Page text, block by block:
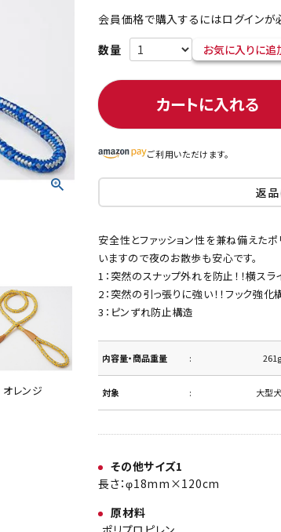
まとめ買いでオトク！！ ネコ
オレンジ
会員価格で購入するにはログインが
お気に入りに追
カートに入れる
ご利用いただけます。
返品
安全性とファッション性を兼ね備えた
いますので夜のお散歩も安心です。
1：突然のスナップ外れを防止！！横スラ
2：突然の引っ張りに強い！！フック強化
3：ピンずれ防止構造
内容量・商品重量 261g
対象 大型犬
その他サイズ1
長さ：φ18mm×120cm
原材料